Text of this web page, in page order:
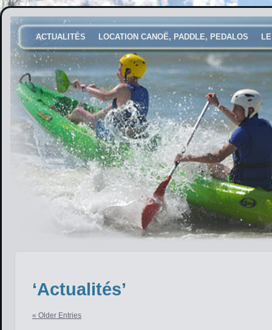
ACTUALITÉS LOCATION CANOË, PADDLE, PEDALOS
‘Actualités’
« Older Entries